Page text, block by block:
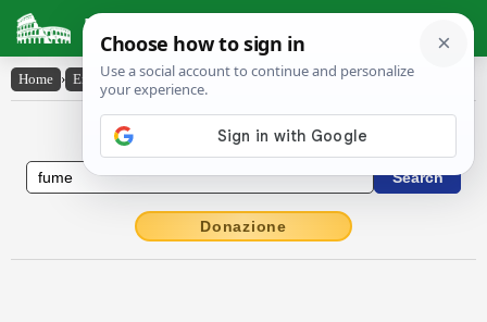
Latin Dictionary
Home › English-Latin › fume
English to Latin Dictionary
Donazione